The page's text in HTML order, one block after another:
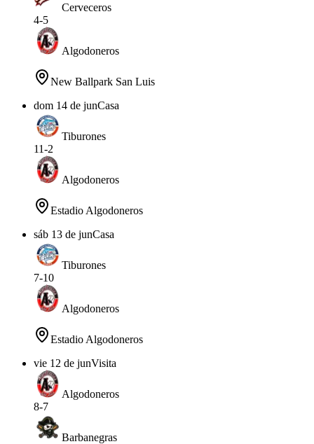
Cerveceros
4-5
Algodoneros
New Ballpark San Luis
dom 14 de junCasa
Tiburones
11-2
Algodoneros
Estadio Algodoneros
sáb 13 de junCasa
Tiburones
7-10
Algodoneros
Estadio Algodoneros
vie 12 de junVisita
Algodoneros
8-7
Barbanegras